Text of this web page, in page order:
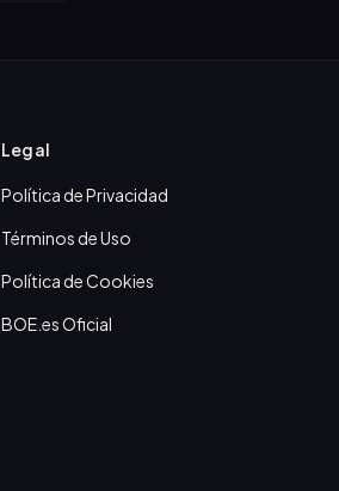
Legal
Política de Privacidad
Términos de Uso
Política de Cookies
BOE.es Oficial